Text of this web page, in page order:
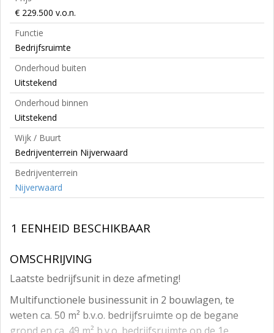
€ 229.500 v.o.n.
Functie
Bedrijfsruimte
Onderhoud buiten
Uitstekend
Onderhoud binnen
Uitstekend
Wijk / Buurt
Bedrijventerrein Nijverwaard
Bedrijventerrein
Nijverwaard
1 EENHEID BESCHIKBAAR
OMSCHRIJVING
Laatste bedrijfsunit in deze afmeting!
Multifunctionele businessunit in 2 bouwlagen, te
weten ca. 50 m² b.v.o. bedrijfsruimte op de begane